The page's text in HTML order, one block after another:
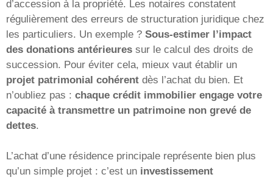
d’accession à la propriété. Les notaires constatent
régulièrement des erreurs de structuration juridique chez
les particuliers. Un exemple ? Sous-estimer l’impact
des donations antérieures sur le calcul des droits de
succession. Pour éviter cela, mieux vaut établir un
projet patrimonial cohérent dès l’achat du bien. Et
n’oubliez pas : chaque crédit immobilier engage votre
capacité à transmettre un patrimoine non grevé de
dettes.
L’achat d’une résidence principale représente bien plus
qu’un simple projet : c’est un investissement